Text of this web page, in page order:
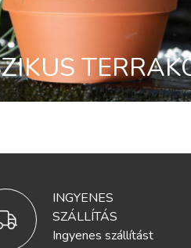
INGYENES
SZÁLLÍTÁS
Ingyenes szállítást